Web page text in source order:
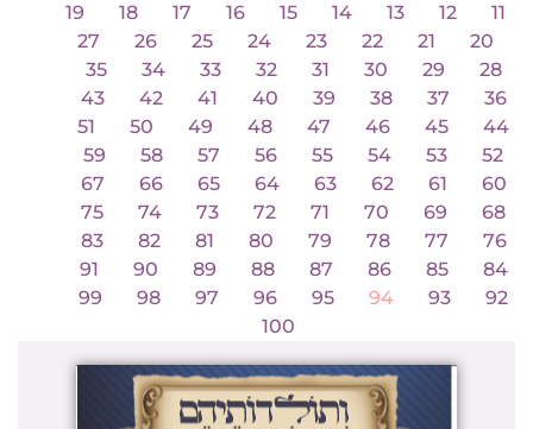
11
12
13
14
15
16
17
18
19
20
21
22
23
24
25
26
27
28
29
30
31
32
33
34
35
36
37
38
39
40
41
42
43
44
45
46
47
48
49
50
51
52
53
54
55
56
57
58
59
60
61
62
63
64
65
66
67
68
69
70
71
72
73
74
75
76
77
78
79
80
81
82
83
84
85
86
87
88
89
90
91
92
93
94
95
96
97
98
99
100